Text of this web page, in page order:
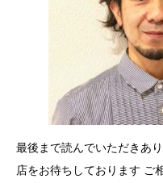
最後まで読んでいただきあ
店をお待ちしております ご